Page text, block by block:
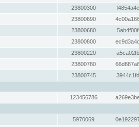
23800300
23800690
23800680
23800800
23800220
23800780
23800745
123456786
5970069